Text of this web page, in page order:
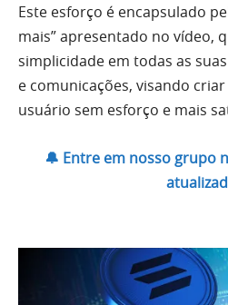
Este esforço é encapsulado
mais” apresentado no vídeo,
simplicidade em todas as
e comunicações, visando
usuário sem esforço e mais
🔔 Entre em nosso grupo